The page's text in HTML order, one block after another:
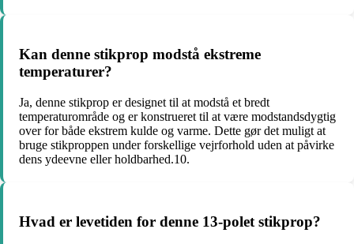
Kan denne stikprop modstå ekstreme
temperaturer?
Ja, denne stikprop er designet til at modstå et bredt
temperaturområde og er konstrueret til at være modstandsdygtig
over for både ekstrem kulde og varme. Dette gør det muligt at
bruge stikproppen under forskellige vejrforhold uden at påvirke
dens ydeevne eller holdbarhed.10.
Hvad er levetiden for denne 13-polet stikprop?